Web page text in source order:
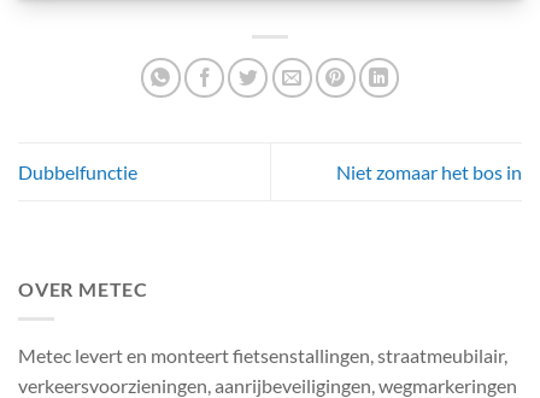
Dubbelfunctie Niet zomaar het bos in
OVER METEC
Metec levert en monteert fietsenstallingen, straatmeubilair,
verkeersvoorzieningen, aanrijbeveiligingen, wegmarkeringen